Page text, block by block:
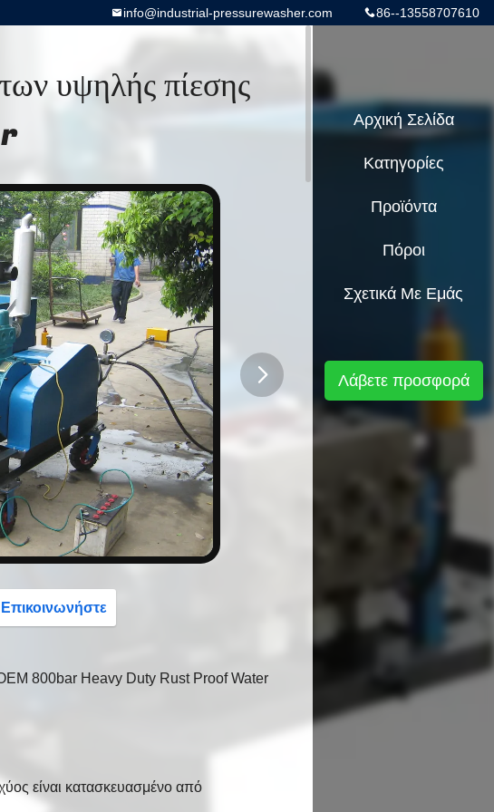
86--13558707610
info@industrial-pressurewasher.com
υψηλής πίεσης
Επικοινωνήστε
800bar Heavy Duty Rust Proof Water
είναι κατασκευασμένο από
Αρχική Σελίδα
Κατηγορίες
Προϊόντα
Πόροι
Σχετικά Με Εμάς
Λάβετε προσφορά